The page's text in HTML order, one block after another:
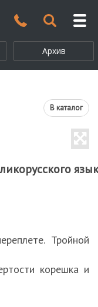
Архив
В каталог
Тройной
корешка и